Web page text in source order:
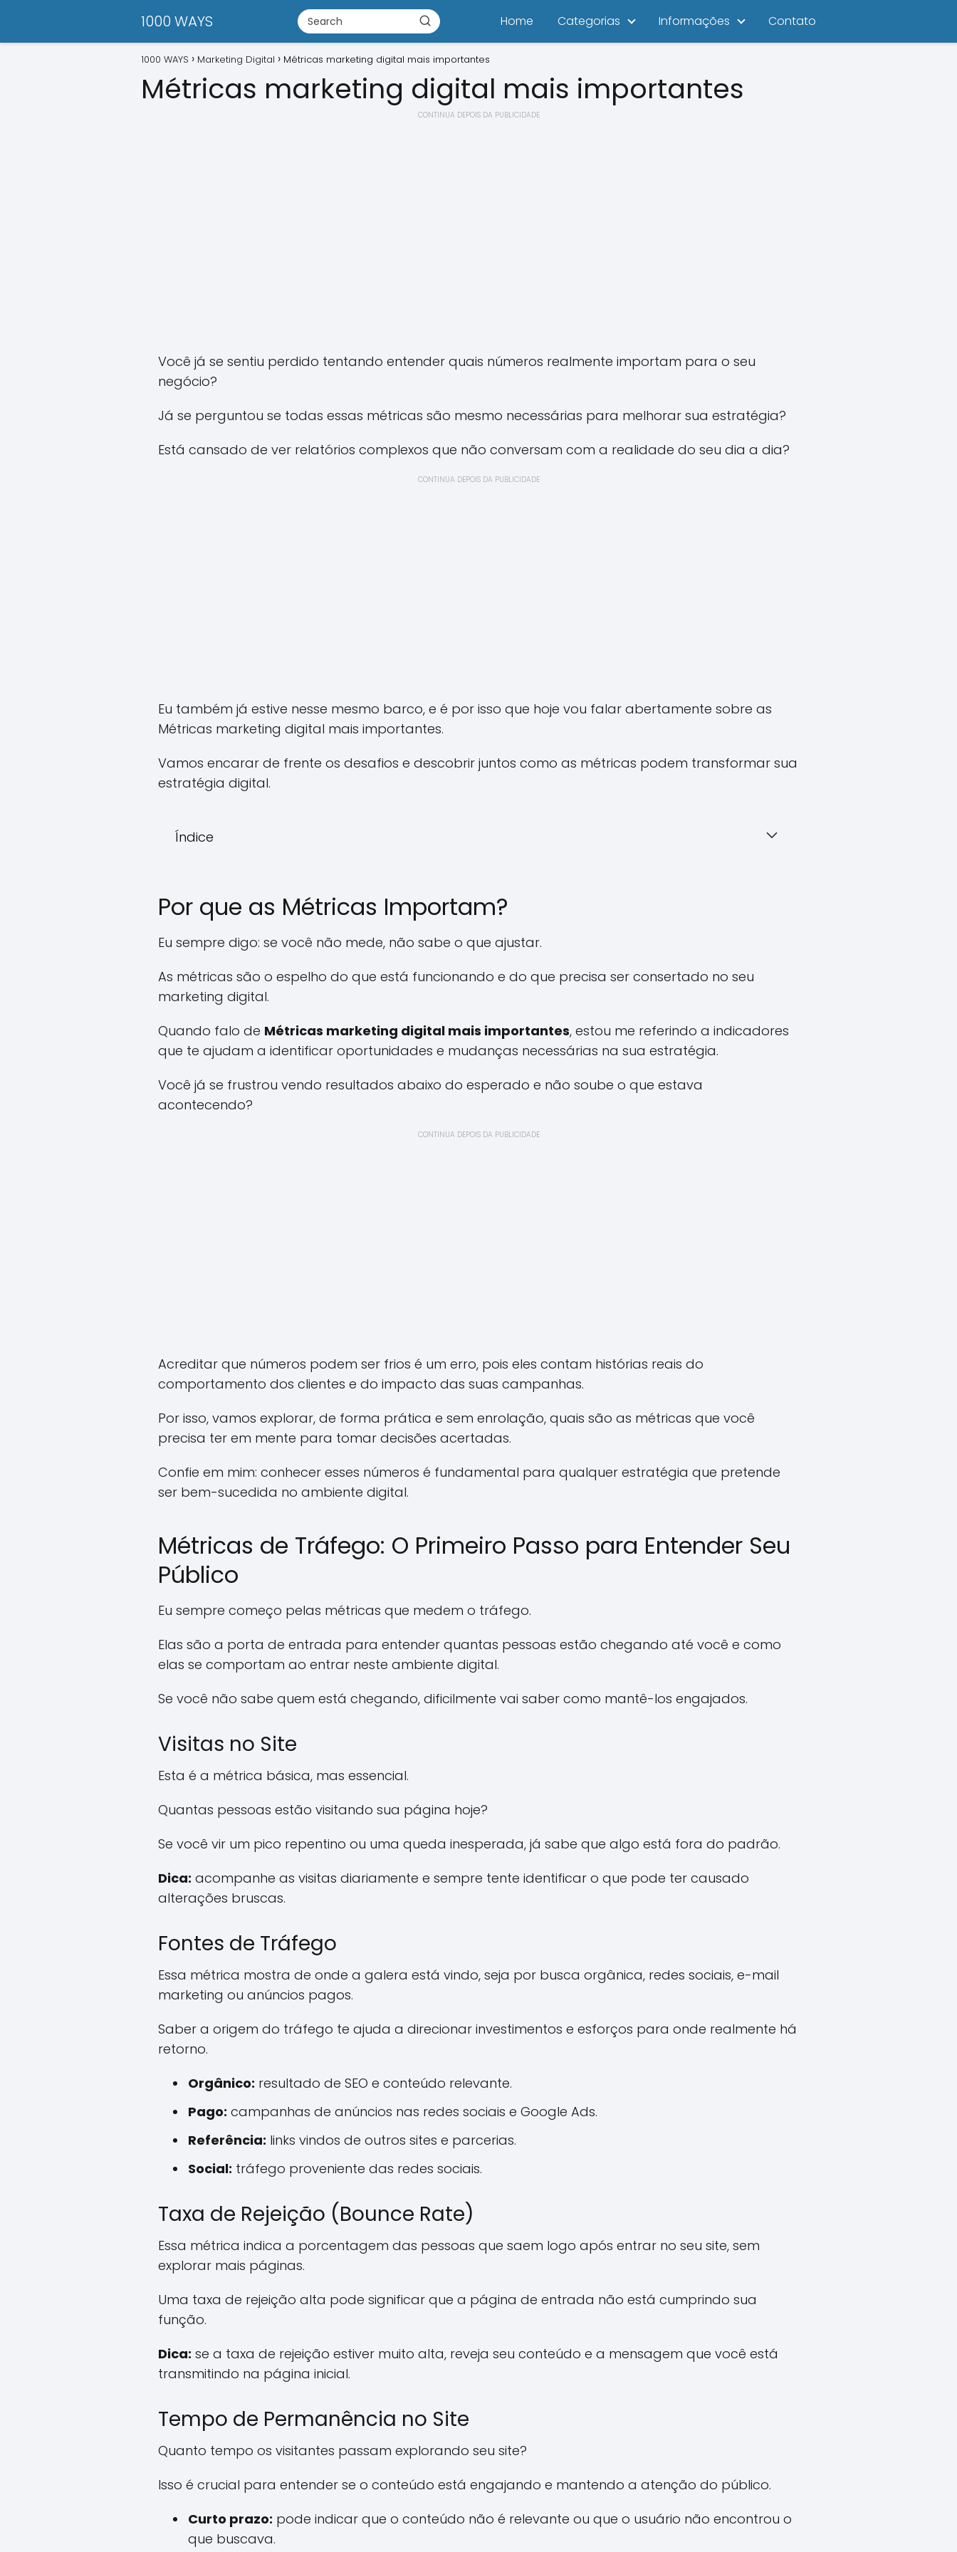
1000 WAYS Home Categorias Informações Contato
1000 WAYS Marketing Digital Métricas marketing digital mais importantes
Métricas marketing digital mais importantes
CONTINUA DEPOIS DA PUBLICIDADE
Você já se sentiu perdido tentando entender quais números realmente importam para o seu
negócio?
Já se perguntou se todas essas métricas são mesmo necessárias para melhorar sua estratégia?
Está cansado de ver relatórios complexos que não conversam com a realidade do seu dia a dia?
CONTINUA DEPOIS DA PUBLICIDADE
Eu também já estive nesse mesmo barco, e é por isso que hoje vou falar abertamente sobre as
Métricas marketing digital mais importantes.
Vamos encarar de frente os desafios e descobrir juntos como as métricas podem transformar sua
estratégia digital.
Índice
Por que as Métricas Importam?
Eu sempre digo: se você não mede, não sabe o que ajustar.
As métricas são o espelho do que está funcionando e do que precisa ser consertado no seu
marketing digital.
Quando falo de Métricas marketing digital mais importantes, estou me referindo a indicadores
que te ajudam a identificar oportunidades e mudanças necessárias na sua estratégia.
Você já se frustrou vendo resultados abaixo do esperado e não soube o que estava
acontecendo?
CONTINUA DEPOIS DA PUBLICIDADE
Acreditar que números podem ser frios é um erro, pois eles contam histórias reais do
comportamento dos clientes e do impacto das suas campanhas.
Por isso, vamos explorar, de forma prática e sem enrolação, quais são as métricas que você
precisa ter em mente para tomar decisões acertadas.
Confie em mim: conhecer esses números é fundamental para qualquer estratégia que pretende
ser bem-sucedida no ambiente digital.
Métricas de Tráfego: O Primeiro Passo para Entender Seu
Público
Eu sempre começo pelas métricas que medem o tráfego.
Elas são a porta de entrada para entender quantas pessoas estão chegando até você e como
elas se comportam ao entrar neste ambiente digital.
Se você não sabe quem está chegando, dificilmente vai saber como mantê-los engajados.
Visitas no Site
Esta é a métrica básica, mas essencial.
Quantas pessoas estão visitando sua página hoje?
Se você vir um pico repentino ou uma queda inesperada, já sabe que algo está fora do padrão.
Dica: acompanhe as visitas diariamente e sempre tente identificar o que pode ter causado
alterações bruscas.
Fontes de Tráfego
Essa métrica mostra de onde a galera está vindo, seja por busca orgânica, redes sociais, e-mail
marketing ou anúncios pagos.
Saber a origem do tráfego te ajuda a direcionar investimentos e esforços para onde realmente há
retorno.
Orgânico: resultado de SEO e conteúdo relevante.
Pago: campanhas de anúncios nas redes sociais e Google Ads.
Referência: links vindos de outros sites e parcerias.
Social: tráfego proveniente das redes sociais.
Taxa de Rejeição (Bounce Rate)
Essa métrica indica a porcentagem das pessoas que saem logo após entrar no seu site, sem
explorar mais páginas.
Uma taxa de rejeição alta pode significar que a página de entrada não está cumprindo sua
função.
Dica: se a taxa de rejeição estiver muito alta, reveja seu conteúdo e a mensagem que você está
transmitindo na página inicial.
Tempo de Permanência no Site
Quanto tempo os visitantes passam explorando seu site?
Isso é crucial para entender se o conteúdo está engajando e mantendo a atenção do público.
Curto prazo: pode indicar que o conteúdo não é relevante ou que o usuário não encontrou o
que buscava.